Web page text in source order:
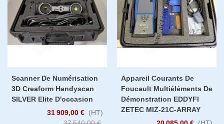
Scanner De Numérisation
3D Creaform Handyscan
SILVER Elite D'occasion
31 909,00 € (HT)
Appareil Courants De
Foucault Multiéléments De
Démonstration EDDYFI
ZETEC MIZ-21C-ARRAY